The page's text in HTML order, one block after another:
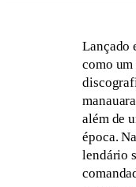
Lançado
como
além de
época.
lendário